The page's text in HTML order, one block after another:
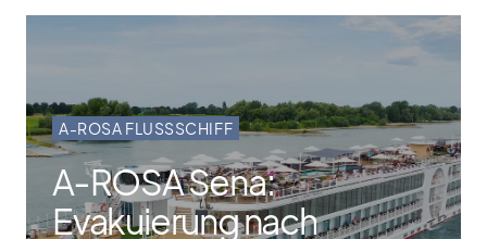
A-ROSA FLUSSSCHIFF
A‑ROSA Sena:
Evakuierung nach